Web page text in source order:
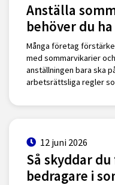
Anställa
behöver du
Många företag
med sommarvikarier
anställningen bara ska
arbetsrättsliga regler
12 juni 2026
Så skyddar
bedragare i